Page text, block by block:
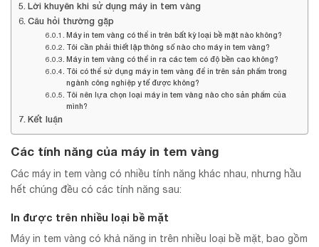
Lời khuyên khi sử dụng máy in tem vàng
Câu hỏi thường gặp
Máy in tem vàng có thể in trên bất kỳ loại bề mặt nào không?
Tôi cần phải thiết lập thông số nào cho máy in tem vàng?
Máy in tem vàng có thể in ra các tem có độ bền cao không?
Tôi có thể sử dụng máy in tem vàng để in trên sản phẩm trong
ngành công nghiệp y tế được không?
Tôi nên lựa chọn loại máy in tem vàng nào cho sản phẩm của
mình?
Kết luận
Các tính năng của máy in tem vàng
Các máy in tem vàng có nhiều tính năng khác nhau, nhưng hầu
hết chúng đều có các tính năng sau:
In được trên nhiều loại bề mặt
Máy in tem vàng có khả năng in trên nhiều loại bề mặt, bao gồm